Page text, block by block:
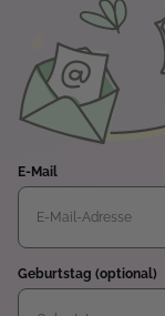
E-Mail
Geburtstag (optional)